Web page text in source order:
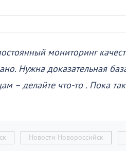
мониторинг
Нужна доказательная
– делайте что-то . Пока
Новости Новороссийск